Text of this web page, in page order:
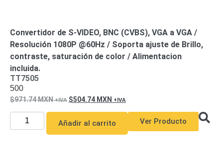
Convertidor de S-VIDEO, BNC (CVBS), VGA a VGA /
Resolución 1080P @60Hz / Soporta ajuste de Brillo,
contraste, saturación de color / Alimentacion
incluida.
TT7505
500
971.74MXN 504.74 MXN
Añadir al carrito Ver Producto